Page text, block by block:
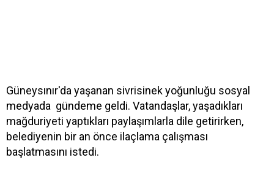
Güneysınır'da yaşanan sivrisinek yoğunluğu sosyal
medyada gündeme geldi. Vatandaşlar, yaşadıkları
mağduriyeti yaptıkları paylaşımlarla dile getirirken,
belediyenin bir an önce ilaçlama çalışması
başlatmasını istedi.